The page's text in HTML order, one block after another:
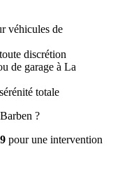
véhicules de
discrétion
de garage à La
totale
?
pour une intervention